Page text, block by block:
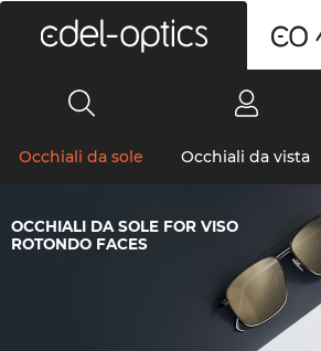
Occhiali da sole Occhiali da vista
OCCHIALI DA SOLE FOR VISO
ROTONDO FACES